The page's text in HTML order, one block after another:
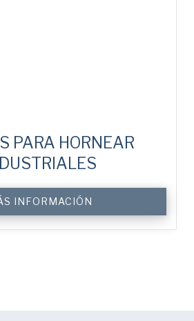
PARA HORNEAR
INFORMACIÓN